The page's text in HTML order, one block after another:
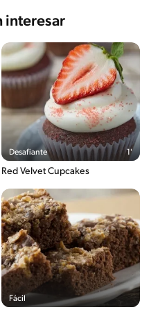
interesar
Desafiante 1'
Red Velvet Cupcakes
Fácil